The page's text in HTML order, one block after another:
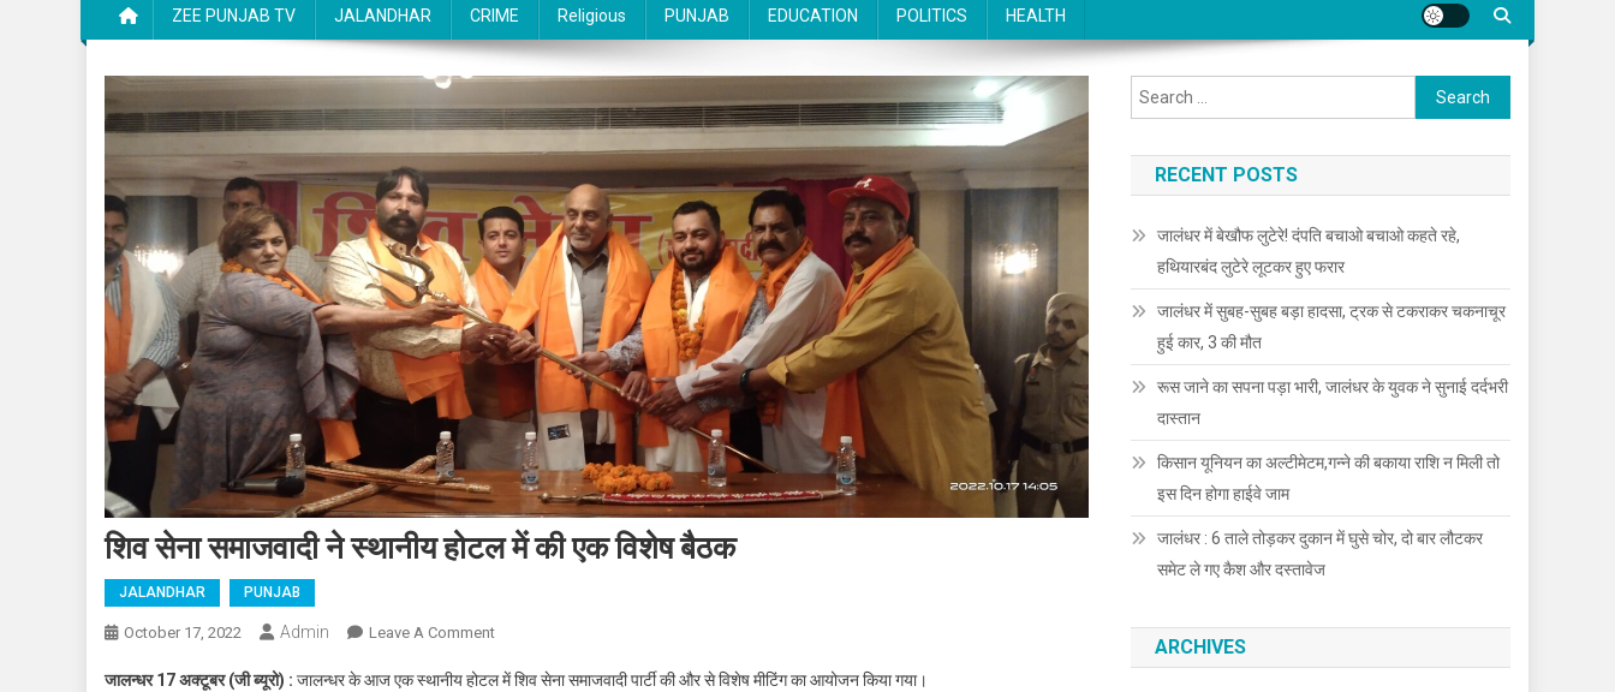
ZEE PUNJAB TV JALANDHAR CRIME Religious PUNJAB EDUCATION POLITICS HEALTH
शिव सेना समाजवादी ने स्थानीय होटल में की एक विशेष बैठक
JALANDHAR PUNJAB
October 17, 2022 Admin Leave A Comment
जालन्धर 17 अक्टूबर (जी ब्यूरो) : जालन्धर के आज एक स्थानीय होटल में शिव सेना समाजवादी पार्टी की और से विशेष मीटिंग का आयोजन किया गया।
Search for:
RECENT POSTS
जालंधर में बेखौफ लुटेरे! दंपति बचाओ बचाओ कहते रहे,
हथियारबंद लुटेरे लूटकर हुए फरार
जालंधर में सुबह-सुबह बड़ा हादसा, ट्रक से टकराकर चकनाचूर
हुई कार, 3 की मौत
रूस जाने का सपना पड़ा भारी, जालंधर के युवक ने सुनाई दर्दभरी
दास्तान
किसान यूनियन का अल्टीमेटम,गन्ने की बकाया राशि न मिली तो
इस दिन होगा हाईवे जाम
जालंधर : 6 ताले तोड़कर दुकान में घुसे चोर, दो बार लौटकर
समेट ले गए कैश और दस्तावेज
ARCHIVES